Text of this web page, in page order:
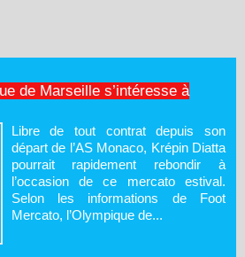
de Marseille s’intéresse à
Libre de tout contrat depuis son
départ de l’AS Monaco, Krépin Diatta
pourrait rapidement rebondir à
l’occasion de ce mercato estival.
Selon les informations de Foot
Mercato, l’Olympique de...